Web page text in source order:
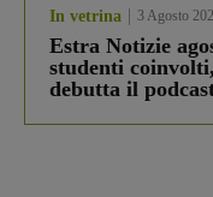
In vetrina 3 Agosto
Estra Notizie
studenti
debutta il